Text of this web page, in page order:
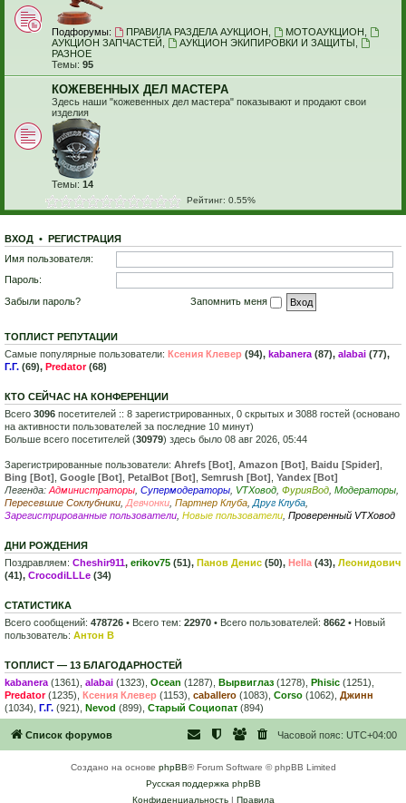
Подфорумы: ПРАВИЛА РАЗДЕЛА АУКЦИОН МОТОАУКЦИОН
АУКЦИОН ЗАПЧАСТЕЙ
АУКЦИОН ЭКИПИРОВКИ И ЗАЩИТЫ
РАЗНОЕ
Темы: 95
КОЖЕВЕННЫХ ДЕЛ МАСТЕРА
Здесь наши "кожевенных дел мастера" показывают и продают свои
изделия
Темы: 14
Рейтинг: 0.55%
ВХОД • РЕГИСТРАЦИЯ
Имя пользователя:
Пароль:
Забыли пароль?
Запомнить меня
ТОПЛИСТ РЕПУТАЦИИ
Самые популярные пользователи: Ксения Клевер (94), kabanera (87), alabai (77),
Г.Г. (69), Predator(68)
КТО СЕЙЧАС НА КОНФЕРЕНЦИИ
Всего 3096 посетителей :: 8 зарегистрированных, 0 скрытых и 3088 гостей (основано
на активности пользователей за последние 10 минут)
Больше всего посетителей (30979) здесь было 08 авг 2026, 05:44
Зарегистрированные пользователи: Ahrefs [Bot] Amazon [Bot] Baidu [Spider]
Bing [Bot] Google [Bot] PetalBot [Bot] Semrush [Bot] Yandex [Bot]
Легенда: Администраторы Супермодераторы VTXовод ФурияВод Модераторы
Пересевшие Соклубники Девчонки Партнер Клуба Друг Клуба
Зарегистрированные пользователи Новые пользователи Проверенный VTXовод
ДНИ РОЖДЕНИЯ
Поздравляем: Cheshir911, erikov75 (51), Панов Денис (50), Hella (43), Леонидович
(41), CrocodiLLLe (34)
СТАТИСТИКА
Всего сообщений: 478726 • Всего тем: 22970 • Всего пользователей: 8662 • Новый
пользователь: Антон В
ТОПЛИСТ — 13 БЛАГОДАРНОСТЕЙ
kabanera (1361), alabai (1323), Ocean (1287), Вырвиглаз (1278), Phisic (1251),
Predator(1235), Ксения Клевер (1153), caballero (1083), Corso (1062), Джинн
(1034), Г.Г. (921), Nevod (899), Старый Социопат (894)
Список форумов Часовой пояс: UTC+04:00
Создано на основе phpBB® Forum Software © phpBB Limited
Русская поддержка phpBB
Конфиденциальность| Правила